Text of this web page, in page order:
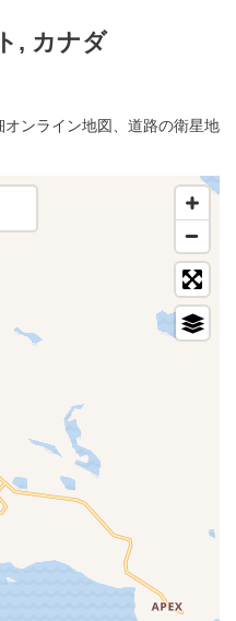
, カナダ
ンライン地図、道路の衛星地